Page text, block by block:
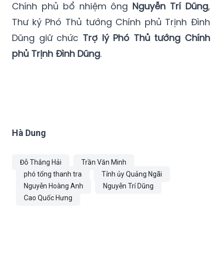
Trợ lý Thủ tướng Chính phủ.
Tại Quyết định số 59/QĐ-TTg, Thủ tướng
Chính phủ bổ nhiệm ông Nguyễn Trí Dũng,
Thư ký Phó Thủ tướng Chính phủ Trịnh Đình
Hà Dung
Đỗ Thắng Hải